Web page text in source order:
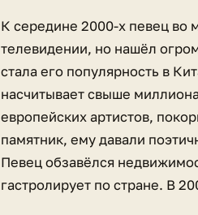
К середине 2000-х певец во
телевидении, но нашёл
стала его популярность в
насчитывает свыше
европейских артистов,
памятник, ему давали
Певец обзавёлся
гастролирует по стране. В